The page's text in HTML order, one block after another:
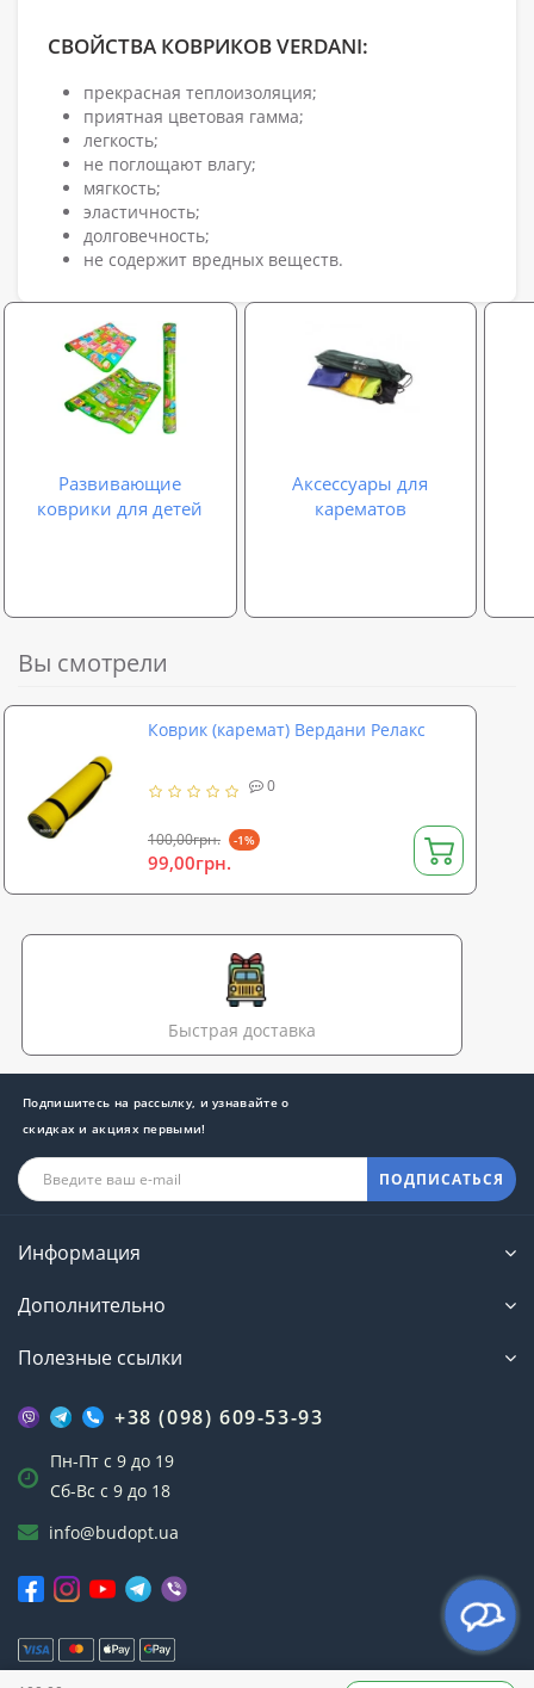
СВОЙСТВА КОВРИКОВ VERDANI:
прекрасная теплоизоляция;
приятная цветовая гамма;
легкость;
не поглощают влагу;
мягкость;
эластичность;
долговечность;
не содержит вредных веществ.
Развивающие
коврики для детей
Аксессуары для
карематов
Вы смотрели
Коврик (каремат) Вердани Релакс
0
100,00грн. -1%
99,00грн.
Быстрая доставка
Подпишитесь на рассылку, и узнавайте о
скидках и акциях первыми!
ПОДПИСАТЬСЯ
Информация
Дополнительно
Полезные ссылки
+38 (098) 609-53-93
Пн-Пт с 9 до 19
Сб-Вс с 9 до 18
info@budopt.ua